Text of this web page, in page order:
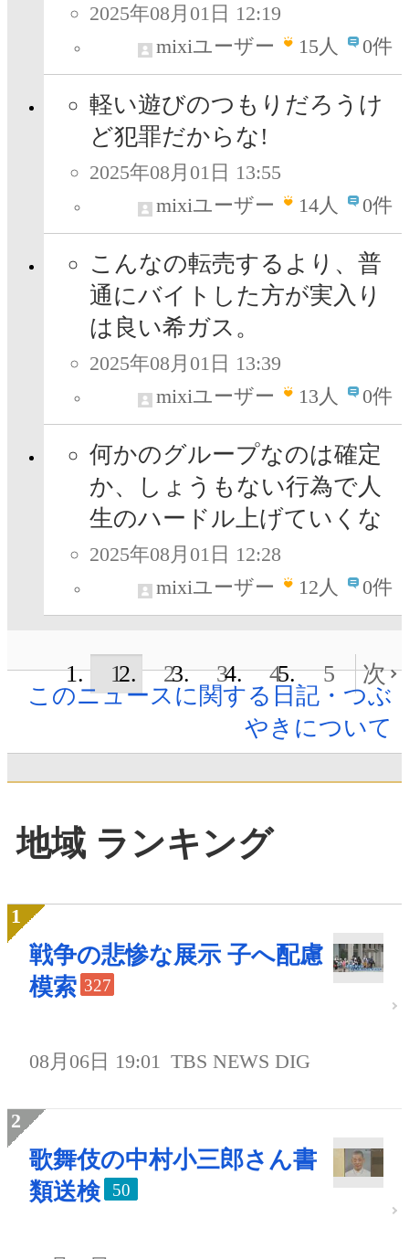
2025年08月01日 12:19
mixiユーザー
15人 0件
軽い遊びのつもりだろうけ
ど犯罪だからな!
2025年08月01日 13:55
mixiユーザー
14人 0件
こんなの転売するより、普
通にバイトした方が実入り
は良い希ガス。
2025年08月01日 13:39
mixiユーザー
13人 0件
何かのグループなのは確定
か、しょうもない行為で人
生のハードル上げていくな
2025年08月01日 12:28
mixiユーザー
12人 0件
1 2 3 4 5
次
このニュースに関する日記・つぶ
やきについて
地域 ランキング
戦争の悲惨な展示 子へ配慮
模索 327
08月06日 19:01 TBS NEWS DIG
歌舞伎の中村小三郎さん書
類送検
50